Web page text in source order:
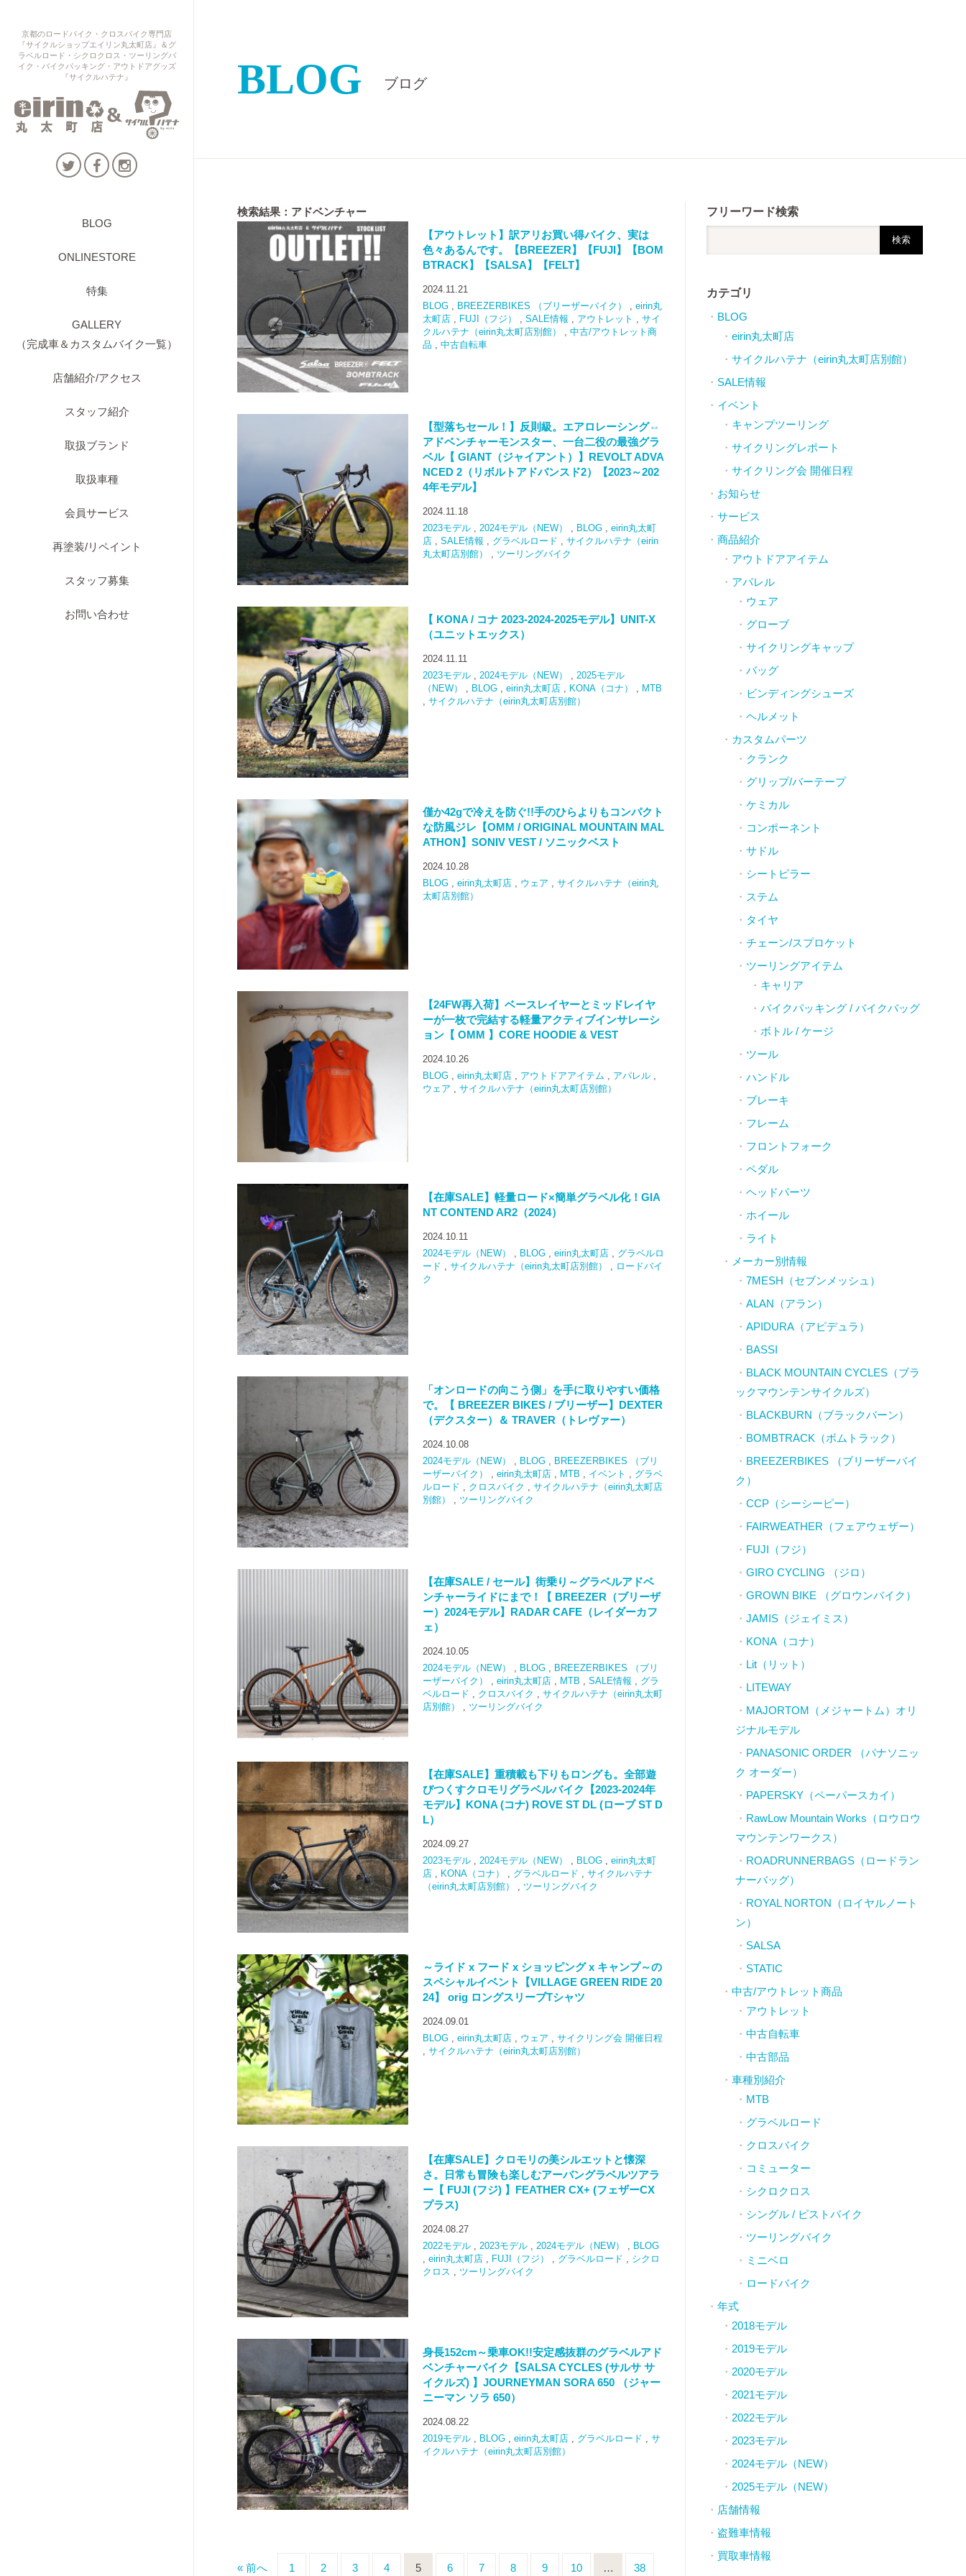
京都のロードバイク・クロスバイク専門店
『サイクルショップエイリン丸太町店』＆グ
ラベルロード・シクロクロス・ツーリングバ
イク・バイクパッキング・アウトドアグッズ
『サイクルハテナ』
BLOG
ONLINESTORE
特集
GALLERY
（完成車＆カスタムバイク一覧）
店舗紹介/アクセス
スタッフ紹介
取扱ブランド
取扱車種
会員サービス
再塗装/リペイント
スタッフ募集
お問い合わせ
BLOG ブログ
検索結果：アドベンチャー
【アウトレット】訳アリお買い得バイク、実は
色々あるんです。【BREEZER】【FUJI】【BOM
BTRACK】【SALSA】【FELT】
2024.11.21
BLOG, BREEZERBIKES （ブリーザーバイク）
eirin丸
太町店, FUJI（フジ） SALE情報 アウトレット
サイ
クルハテナ（eirin丸太町店別館）
中古/アウトレット商
品
中古自転車
【型落ちセール！】反則級。エアロレーシング⇔
アドベンチャーモンスター、一台二役の最強グラ
ベル【 GIANT（ジャイアント）】REVOLT ADVA
NCED 2（リボルトアドバンスド2）【2023～202
4年モデル】
2024.11.18
2023モデル, 2024モデル（NEW） , BLOG, eirin丸太町
店, SALE情報 , グラベルロード , サイクルハテナ（eirin
丸太町店別館）
, ツーリングバイク
【 KONA / コナ 2023-2024-2025モデル】UNIT-X
（ユニットエックス）
2024.11.11
2023モデル, 2024モデル（NEW） , 2025モデル
（NEW）
, BLOG, eirin丸太町店, KONA（コナ） , MTB
, サイクルハテナ（eirin丸太町店別館）
僅か42gで冷えを防ぐ!!手のひらよりもコンパクト
な防風ジレ【OMM / ORIGINAL MOUNTAIN MAL
ATHON】SONIV VEST / ソニックベスト
2024.10.28
BLOG, eirin丸太町店, ウェア , サイクルハテナ（eirin丸
太町店別館）
【24FW再入荷】ベースレイヤーとミッドレイヤ
ーが一枚で完結する軽量アクティブインサレーシ
ョン【 OMM 】CORE HOODIE & VEST
2024.10.26
BLOG, eirin丸太町店, アウトドアアイテム アパレル,
ウェア
サイクルハテナ（eirin丸太町店別館）
【在庫SALE】軽量ロード×簡単グラベル化！GIA
NT CONTEND AR2（2024）
2024.10.11
2024モデル（NEW）
BLOG, eirin丸太町店, グラベルロ
ード
サイクルハテナ（eirin丸太町店別館）
ロードバイ
ク
「オンロードの向こう側」を手に取りやすい価格
で。【 BREEZER BIKES / ブリーザー】DEXTER
（デクスター）＆ TRAVER（トレヴァー）
2024.10.08
2024モデル（NEW）
BLOG, BREEZERBIKES （ブリ
ーザーバイク）
eirin丸太町店, MTB イベント
グラベ
ルロード
クロスバイク
サイクルハテナ（eirin丸太町店
別館）
ツーリングバイク
【在庫SALE / セール】街乗り～グラベルアドベ
ンチャーライドにまで！【 BREEZER（ブリーザ
ー）2024モデル】RADAR CAFE（レイダーカフ
ェ）
2024.10.05
2024モデル（NEW）
, BLOG, BREEZERBIKES （ブリ
ーザーバイク）
, eirin丸太町店, MTB , SALE情報 , グラ
ベルロード , クロスバイク , サイクルハテナ（eirin丸太町
店別館）
, ツーリングバイク
【在庫SALE】重積載も下りもロングも。全部遊
びつくすクロモリグラベルバイク【2023-2024年
モデル】KONA (コナ) ROVE ST DL (ローブ ST D
L）
2024.09.27
2023モデル, 2024モデル（NEW） , BLOG, eirin丸太町
店, KONA（コナ） , グラベルロード , サイクルハテナ
（eirin丸太町店別館）
, ツーリングバイク
～ライド x フード x ショッピング x キャンプ～の
スペシャルイベント【VILLAGE GREEN RIDE 20
24】 orig ロングスリーブTシャツ
2024.09.01
BLOG, eirin丸太町店, ウェア , サイクリング会 開催日程
, サイクルハテナ（eirin丸太町店別館）
【在庫SALE】クロモリの美シルエットと懐深
さ。日常も冒険も楽しむアーバングラベルツアラ
ー【 FUJI (フジ) 】FEATHER CX+ (フェザーCX
プラス)
2024.08.27
2022モデル, 2023モデル, 2024モデル（NEW）
BLOG
eirin丸太町店, FUJI（フジ） グラベルロード
シクロ
クロス
ツーリングバイク
身長152cm～乗車OK!!安定感抜群のグラベルアド
ベンチャーバイク【SALSA CYCLES (サルサ サ
イクルズ) 】JOURNEYMAN SORA 650 （ジャー
ニーマン ソラ 650）
2024.08.22
2019モデル, BLOG, eirin丸太町店, グラベルロード
サ
イクルハテナ（eirin丸太町店別館）
« 前へ 1 2 3 4 5 6 7 8 9 10 … 38
フリーワード検索
カテゴリ
BLOG
eirin丸太町店
サイクルハテナ（eirin丸太町店別館）
SALE情報
イベント
キャンプツーリング
サイクリングレポート
サイクリング会 開催日程
お知らせ
サービス
商品紹介
アウトドアアイテム
アパレル
ウェア
グローブ
サイクリングキャップ
バッグ
ビンディングシューズ
ヘルメット
カスタムパーツ
クランク
グリップ/バーテープ
ケミカル
コンポーネント
サドル
シートピラー
ステム
タイヤ
チェーン/スプロケット
ツーリングアイテム
キャリア
バイクパッキング / バイクバッグ
ボトル / ケージ
ツール
ハンドル
ブレーキ
フレーム
フロントフォーク
ペダル
ヘッドパーツ
ホイール
ライト
メーカー別情報
7MESH（セブンメッシュ）
ALAN（アラン）
APIDURA（アピデュラ）
BASSI
BLACK MOUNTAIN CYCLES（ブラ
ックマウンテンサイクルズ）
BLACKBURN（ブラックバーン）
BOMBTRACK（ボムトラック）
BREEZERBIKES （ブリーザーバイ
ク）
CCP（シーシーピー）
FAIRWEATHER（フェアウェザー）
FUJI（フジ）
GIRO CYCLING （ジロ）
GROWN BIKE （グロウンバイク）
JAMIS（ジェイミス）
KONA（コナ）
Lit（リット）
LITEWAY
MAJORTOM（メジャートム）オリ
ジナルモデル
PANASONIC ORDER （パナソニッ
ク オーダー）
PAPERSKY（ペーパースカイ）
RawLow Mountain Works（ロウロウ
マウンテンワークス）
ROADRUNNERBAGS（ロードラン
ナーバッグ）
ROYAL NORTON（ロイヤルノート
ン）
SALSA
STATIC
中古/アウトレット商品
アウトレット
中古自転車
中古部品
車種別紹介
MTB
グラベルロード
クロスバイク
コミューター
シクロクロス
シングル / ピストバイク
ツーリングバイク
ミニベロ
ロードバイク
年式
2018モデル
2019モデル
2020モデル
2021モデル
2022モデル
2023モデル
2024モデル（NEW）
2025モデル（NEW）
店舗情報
盗難車情報
買取車情報